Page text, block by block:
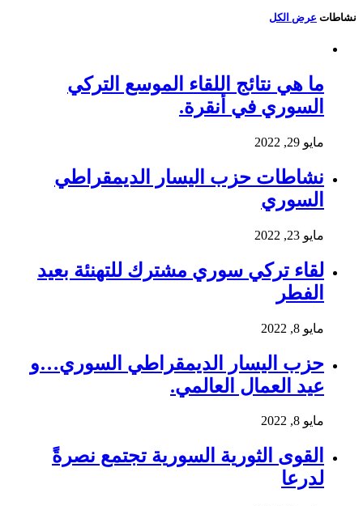
نشاطات عرض الكل
ما هي نتائج اللقاء الموسع التركي
السوري في أنقرة.
مايو 29, 2022
نشاطات حزب اليسار الديمقراطي
السوري
مايو 23, 2022
لقاء تركي سوري مشترك للتهنئة بعيد
الفطر
مايو 8, 2022
حزب اليسار الديمقراطي السوري…و
عيد العمال العالمي.
مايو 8, 2022
القوى الثورية السورية تجتمع نصرةً
لدرعا